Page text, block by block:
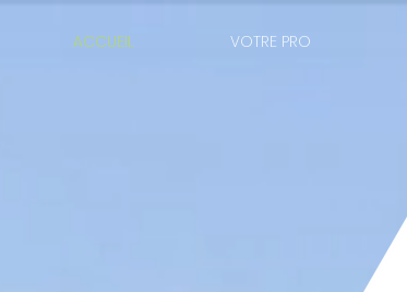
ACCUEIL VOTRE PRO